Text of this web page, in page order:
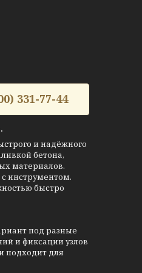
331-77-44
и надёжного
бетона,
материалов.
инструментом.
быстро
под разные
и фиксации узлов
подходит для